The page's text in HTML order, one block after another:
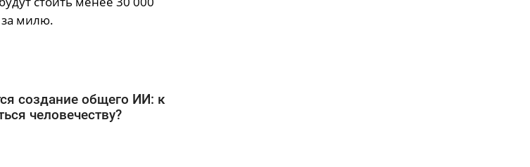
за милю.
создание общего ИИ: к
человечеству?